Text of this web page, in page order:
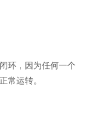
环，因为任何一个
常运转。